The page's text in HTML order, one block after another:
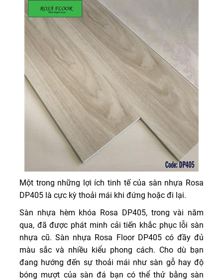
Một trong những lợi ích tinh tế của sàn nhựa Rosa
DP405 là cực kỳ thoải mái khi đứng hoặc đi lại.
Sàn nhựa hèm khóa Rosa DP405, trong vài năm
qua, đã được phát minh cải tiến khắc phục lỗi sàn
nhựa cũ. Sàn nhựa Rosa Floor DP405 có đầy đủ
màu sắc và nhiều kiểu phong cách. Cho dù bạn
đang hướng đến sự thoải mái như sàn gỗ hay độ
bóng mượt của sàn đá bạn có thể thử bằng sàn